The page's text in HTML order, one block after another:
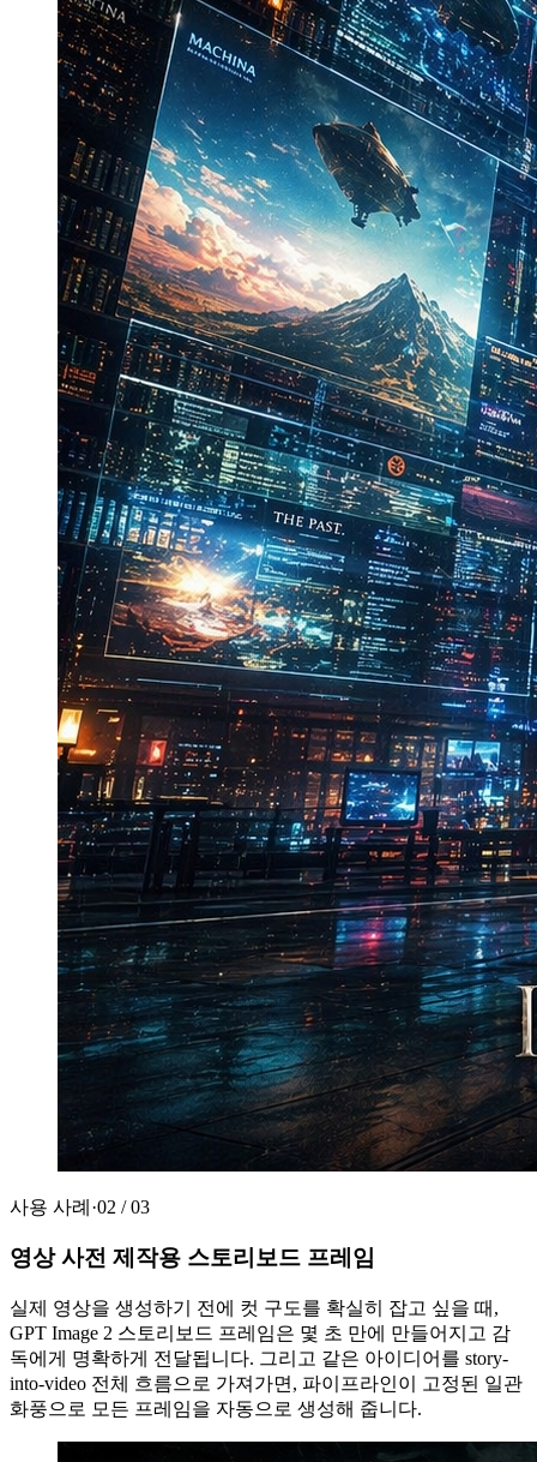
사용 사례 ·02 /03
영상 사전 제작용 스토리보드 프레임
실제 영상을 생성하기 전에 컷 구도를 확실히 잡고 싶을 때,
GPT Image 2 스토리보드 프레임은 몇 초 만에 만들어지고 감
독에게 명확하게 전달됩니다. 그리고 같은 아이디어를 story-
into-video 전체 흐름으로 가져가면, 파이프라인이 고정된 일관
화풍으로 모든 프레임을 자동으로 생성해 줍니다.